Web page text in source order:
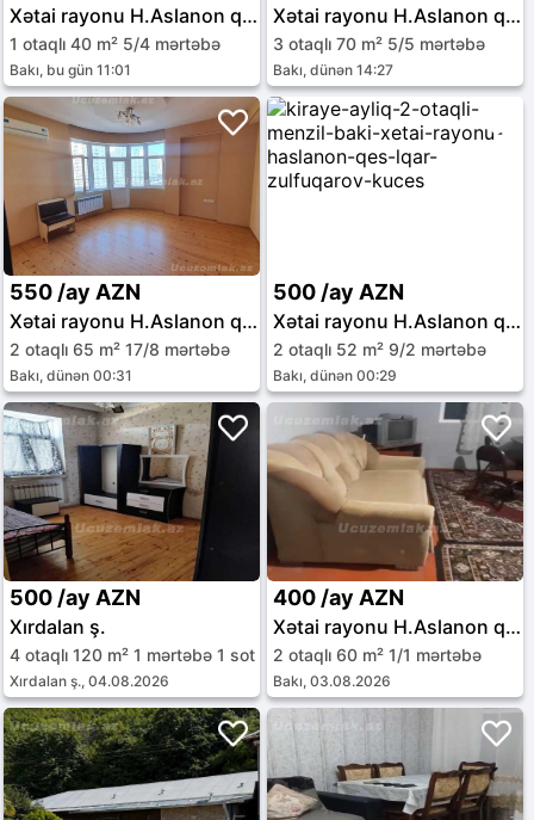
Xətai rayonu H.Aslanon qəs.
1 otaqlı 40 m² 5/4 mərtəbə
Bakı, bu gün 11:01
Xətai rayonu H.Aslanon qəs.
3 otaqlı 70 m² 5/5 mərtəbə
Bakı, dünən 14:27
550 /ay AZN
Xətai rayonu H.Aslanon qəs.
2 otaqlı 65 m² 17/8 mərtəbə
Bakı, dünən 00:31
500 /ay AZN
Xətai rayonu H.Aslanon qəs.
2 otaqlı 52 m² 9/2 mərtəbə
Bakı, dünən 00:29
500 /ay AZN
Xırdalan ş.
4 otaqlı 120 m² 1 mərtəbə 1 sot
Xırdalan ş., 04.08.2026
400 /ay AZN
Xətai rayonu H.Aslanon qəs.
2 otaqlı 60 m² 1/1 mərtəbə
Bakı, 03.08.2026